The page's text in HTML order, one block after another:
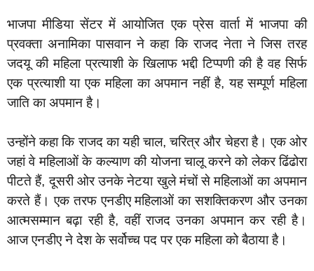
‎भाजपा मीडिया सेंटर में आयोजित एक प्रेस वार्ता में भाजपा की
प्रवक्ता अनामिका पासवान ने कहा कि राजद नेता ने जिस तरह
जदयू की महिला प्रत्याशी के खिलाफ भद्दी टिप्पणी की है वह सिर्फ
एक प्रत्याशी या एक महिला का अपमान नहीं है, यह सम्पूर्ण महिला
जाति का अपमान है।
‎उन्होंने कहा कि राजद का यही चाल, चरित्र और चेहरा है। एक ओर
जहां वे महिलाओं के कल्याण की योजना चालू करने को लेकर ढिंढोरा
पीटते हैं, दूसरी ओर उनके नेटया खुले मंचों से महिलाओं का अपमान
करते हैं। एक तरफ एनडीए महिलाओं का सशक्तिकरण और उनका
आत्मसम्मान बढ़ा रही है, वहीं राजद उनका अपमान कर रही है।
आज एनडीए ने देश के सर्वोच्च पद पर एक महिला को बैठाया है।